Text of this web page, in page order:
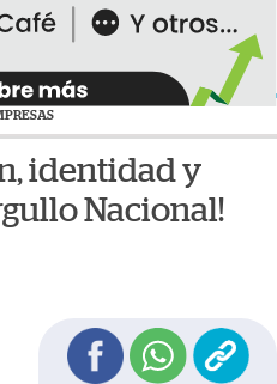
identidad y
Nacional!